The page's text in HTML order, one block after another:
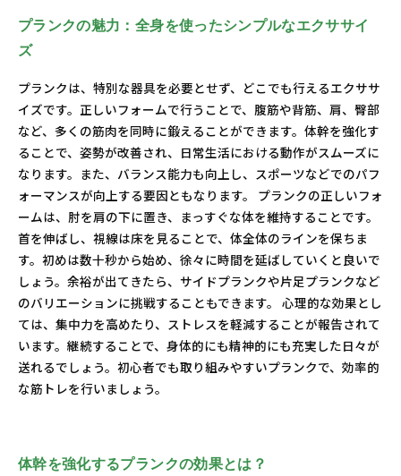
プランクの魅力：全身を使ったシンプルなエクササイ
ズ
プランクは、特別な器具を必要とせず、どこでも行えるエクササ
イズです。正しいフォームで行うことで、腹筋や背筋、肩、臀部
など、多くの筋肉を同時に鍛えることができます。体幹を強化す
ることで、姿勢が改善され、日常生活における動作がスムーズに
なります。また、バランス能力も向上し、スポーツなどでのパフ
ォーマンスが向上する要因ともなります。 プランクの正しいフォ
ームは、肘を肩の下に置き、まっすぐな体を維持することです。
首を伸ばし、視線は床を見ることで、体全体のラインを保ちま
す。初めは数十秒から始め、徐々に時間を延ばしていくと良いで
しょう。余裕が出てきたら、サイドプランクや片足プランクなど
のバリエーションに挑戦することもできます。 心理的な効果とし
ては、集中力を高めたり、ストレスを軽減することが報告されて
います。継続することで、身体的にも精神的にも充実した日々が
送れるでしょう。初心者でも取り組みやすいプランクで、効率的
な筋トレを行いましょう。
体幹を強化するプランクの効果とは？